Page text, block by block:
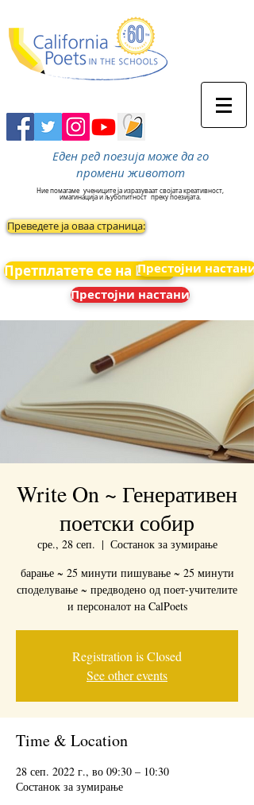
Еден ред поезија може да го
промени животот
Ние помагаме учениците ја изразуваат својата креативност,
имагинација и љубопитност преку поезијата.
Преведете ја оваа страница:
Претплатете се на ВестиПрестојни настани
Престојни настани
Write On ~ Генеративен
поетски собир
сре., 28 сеп.
  |
Состанок за зумирање
барање ~ 25 минути пишување ~ 25 минути
споделување ~ предводено од поет-учителите
и персоналот на CalPoets
Registration is Closed
See other events
Time & Location
28 сеп. 2022 г., во 09:30 – 10:30
Состанок за зумирање